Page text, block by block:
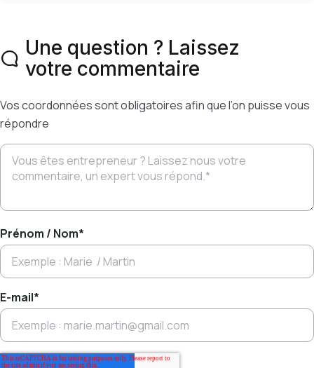
Une question ? Laissez
votre commentaire
Vos coordonnées sont obligatoires afin que l’on puisse vous
répondre
Prénom / Nom*
E-mail*